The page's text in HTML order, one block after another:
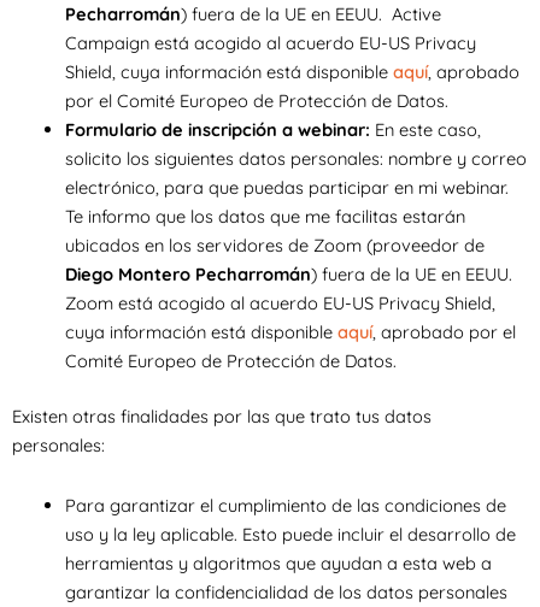
Pecharromán) fuera de la UE en EEUU. Active
Campaign está acogido al acuerdo EU-US Privacy
Shield, cuya información está disponible aquí, aprobado
por el Comité Europeo de Protección de Datos.
Formulario de inscripción a webinar: En este caso,
solicito los siguientes datos personales: nombre y correo
electrónico, para que puedas participar en mi webinar.
Te informo que los datos que me facilitas estarán
ubicados en los servidores de Zoom (proveedor de
Diego Montero Pecharromán) fuera de la UE en EEUU.
Zoom está acogido al acuerdo EU-US Privacy Shield,
cuya información está disponible aquí, aprobado por el
Comité Europeo de Protección de Datos.
Existen otras finalidades por las que trato tus datos
personales:
Para garantizar el cumplimiento de las condiciones de
uso y la ley aplicable. Esto puede incluir el desarrollo de
herramientas y algoritmos que ayudan a esta web a
garantizar la confidencialidad de los datos personales